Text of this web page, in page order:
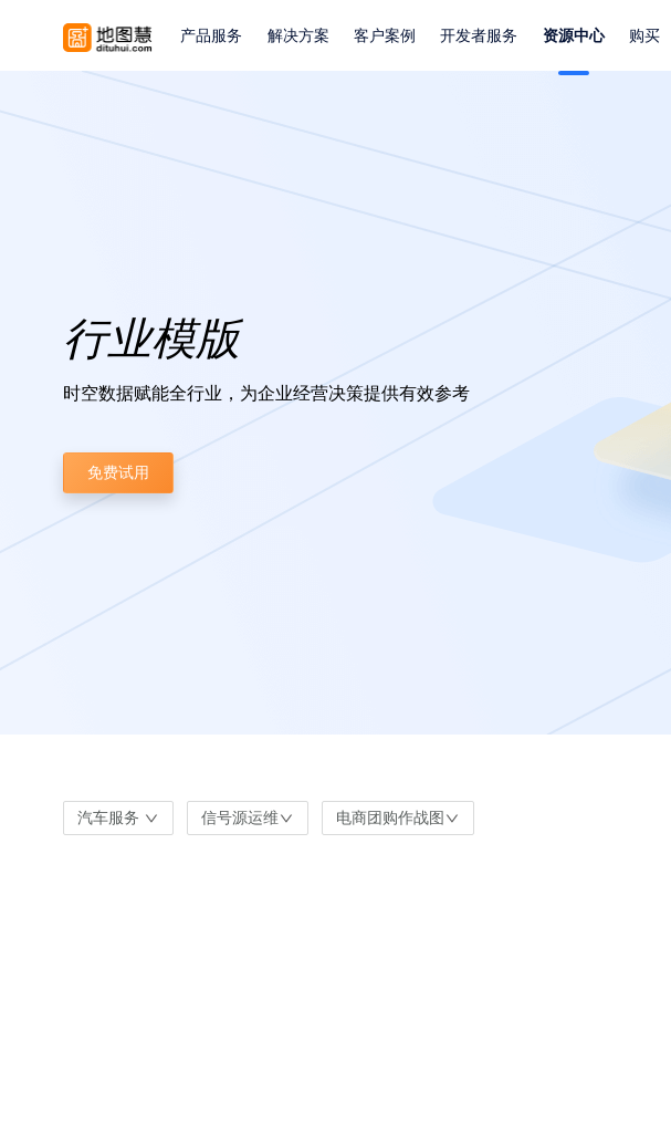
产品服务 解决方案 客户案例 开发者服务 资源中心 购买
行业模版
时空数据赋能全行业，为企业经营决策提供有效参考
免费试用
汽车服务 信号源运维 电商团购作战图